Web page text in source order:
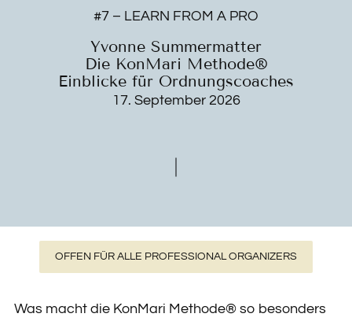
#7 – LEARN FROM A PRO
Yvonne Summermatter
Die KonMari Methode®
Einblicke für Ordnungscoaches
17. September 2026
OFFEN FÜR ALLE PROFESSIONAL ORGANIZERS
Was macht die KonMari Methode® so besonders